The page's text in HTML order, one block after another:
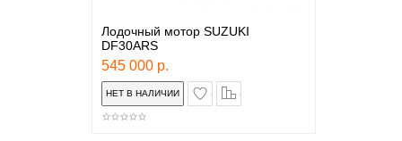
Лодочный мотор SUZUKI
DF30АRS
545 000 р.
в закладки